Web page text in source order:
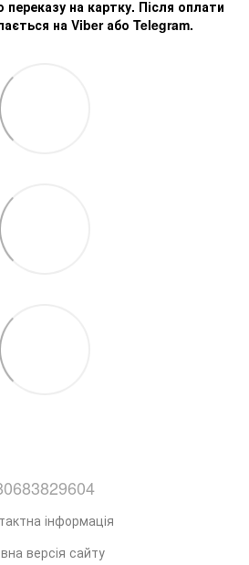
переказу на картку. Після оплати
на Viber або Telegram.
інформація
версія сайту